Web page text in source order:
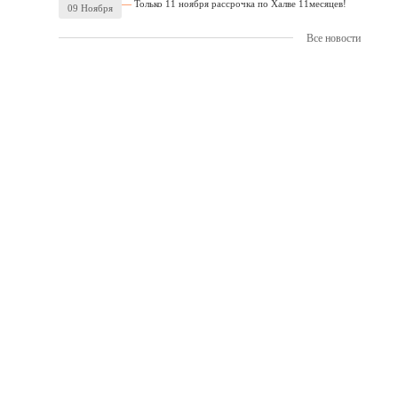
09 Ноября Только 11 ноября рассрочка по Халве 11месяцев!
Все новости